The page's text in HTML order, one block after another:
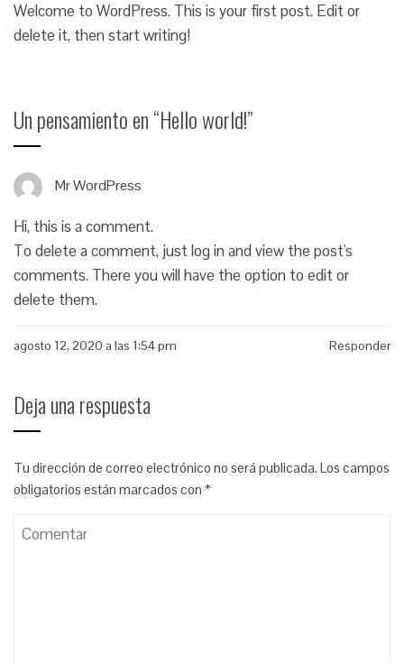
Welcome to WordPress. This is your first post. Edit or
delete it, then start writing!
Un pensamiento en “Hello world!”
Mr WordPress
Hi, this is a comment.
To delete a comment, just log in and view the post's
comments. There you will have the option to edit or
delete them.
agosto 12, 2020 a las 1:54 pm Responder
Deja una respuesta
Tu dirección de correo electrónico no será publicada. Los campos
obligatorios están marcados con *